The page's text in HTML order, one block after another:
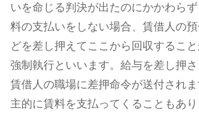
いを命じる判決が出たのにかかわら
料の支払いをしない場合、賃借人の
どを差し押えてここから回収するこ
強制執行といいます。給与を差し押
賃借人の職場に差押命令が送付され
主的に賃料を支払ってくることもあり